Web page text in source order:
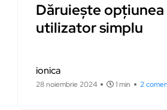
Dăruiește
utilizator simplu
ionica
28 noiembrie 2024 1 min 2